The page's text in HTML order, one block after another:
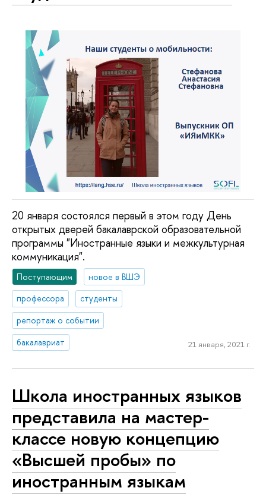
20 января состоялся первый в этом году День
открытых дверей бакалаврской образовательной
программы "Иностранные языки и межкультурная
коммуникация".
Поступающим
новое в ВШЭ
профессора
студенты
репортаж о событии
бакалавриат
21 января, 2021 г.
Школа иностранных языков
представила на мастер-
классе новую концепцию
«Высшей пробы» по
иностранным языкам